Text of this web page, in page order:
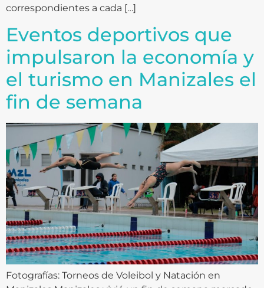
correspondientes a cada […]
Eventos deportivos que
impulsaron la economía y
el turismo en Manizales el
fin de semana
Fotografías: Torneos de Voleibol y Natación en